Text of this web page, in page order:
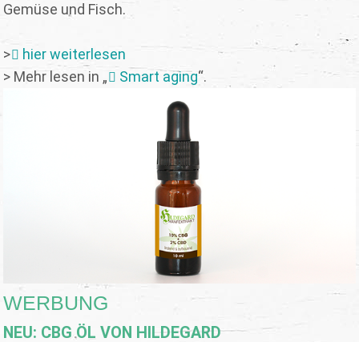
Gemüse und Fisch.
>
hier weiterlesen
> Mehr lesen in „
Smart aging“.
WERBUNG
NEU: CBG ÖL VON HILDEGARD